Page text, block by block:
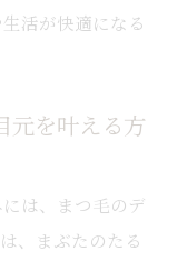
活が快適になる
元を叶える方
は、まつ毛のデ
、まぶたのたる